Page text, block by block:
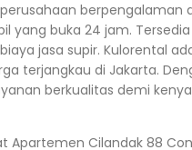
berpengalaman
yang buka 24 jam.
jasa supir. Kulorental
terjangkau di Jakarta.
berkualitas demi